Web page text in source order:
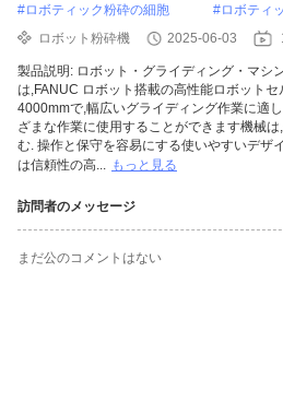
#ロボティック粉砕の細胞 #ロボティ
ロボット粉砕機
2025-06-03
製品説明: ロボット・グライディング・マシ
は,FANUC ロボット搭載の高性能ロボット
4000mmで,幅広いグライディング作業に適
ざまな作業に使用することができます機械
む. 操作と保守を容易にする使いやすいデザ
は信頼性の高... もっと見る
訪問者のメッセージ
まだ公のコメントはない